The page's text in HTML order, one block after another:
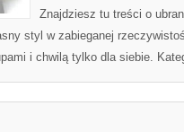
Znajdziesz tu treści o
styl w zabieganej
i chwilą tylko dla siebie.